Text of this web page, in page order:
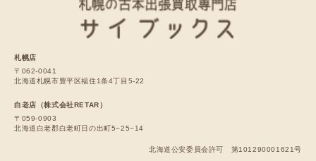
札幌店
〒062-0041
北海道札幌市豊平区福住1条4丁目5-22
白老店（株式会社RETAR）
〒059-0903
北海道白老郡白老町日の出町5−25−14
北海道公安委員会許可 第101290001621号